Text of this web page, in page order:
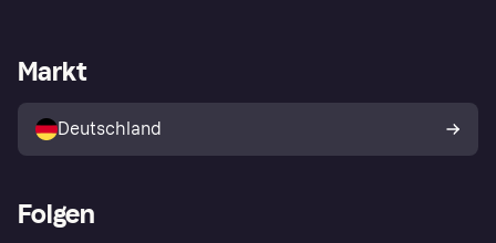
Klarna App
Shops entdecken
Käuferschutzrichtlinie
Dein Widerrufsrecht
Händlerportal
Markt
Deutschland
Folgen